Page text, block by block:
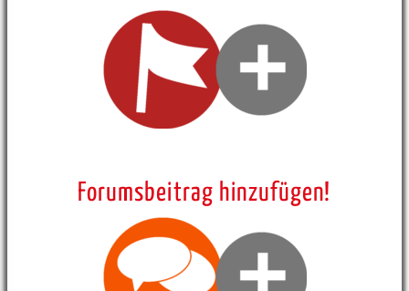
Forumsbeitrag hinzufügen!